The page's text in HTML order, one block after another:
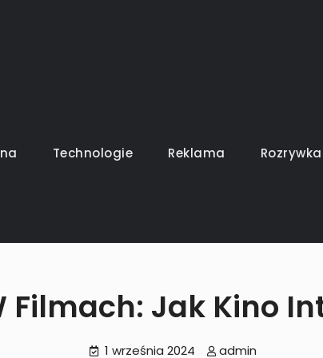
Technologie Reklama Rozrywka
Filmach: Jak Kino
1 września 2024 admin